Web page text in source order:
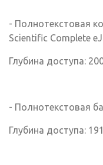
- Полнотекстовая
Scientific Complete
Глубина доступа:
- Полнотекстовая
Глубина доступа: